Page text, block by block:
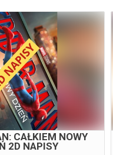
CAŁKIEM NOWY
2D NAPISY